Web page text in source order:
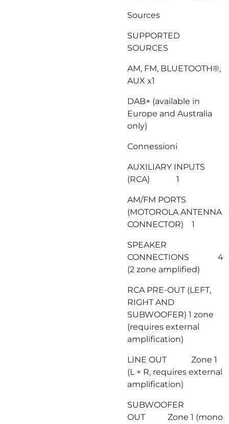
Sources
SUPPORTED
SOURCES
AM, FM, BLUETOOTH®,
AUX x1
DAB+ (available in
Europe and Australia
only)
Connessioni
AUXILIARY INPUTS
(RCA) 1
AM/FM PORTS
(MOTOROLA ANTENNA
CONNECTOR) 1
SPEAKER
CONNECTIONS 4
(2 zone amplified)
RCA PRE-OUT (LEFT,
RIGHT AND
SUBWOOFER) 1 zone
(requires external
amplification)
LINE OUT Zone 1
(L + R, requires external
amplification)
SUBWOOFER
OUT Zone 1 (mono